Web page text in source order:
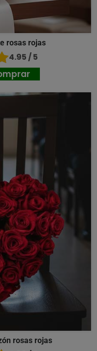
rosas rojas
4.95 / 5
rosas rojas